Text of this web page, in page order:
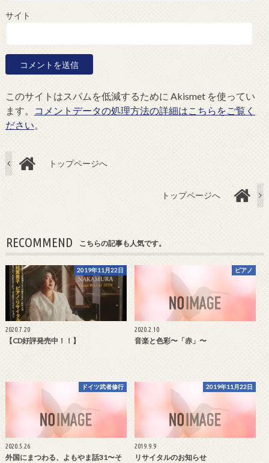
サイト
このサイトはスパムを低減するために Akismet を使ってい
ます。
コメントデータの処理方法の詳細はこちらをご覧く
ださい。
トップページへ
トップページへ
RECOMMEND こちらの記事も人気です。
2019年11月22日
2020.7.20
【CD好評発売中！！】
ピアノ
2020.2.10
音楽と色彩〜「赤」〜
ドイツ武者修行
2020.5.26
外国にまつわる、よもやま話31〜そ
2019年11月22日
2019.9.9
リサイタルのお知らせ